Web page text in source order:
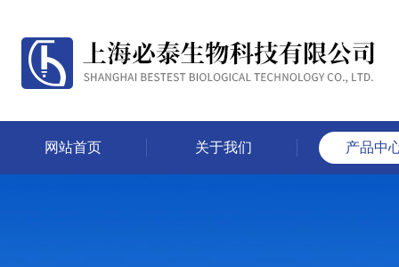
网站首页 关于我们 产品中